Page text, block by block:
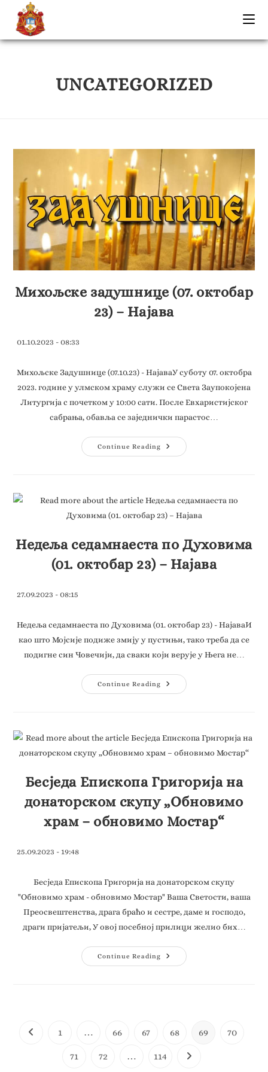
UNCATEGORIZED
Михољске задушнице (07. октобар
23) – Најава
01.10.2023 - 08:33
Михољске Задушнице (07.10.23) - НајаваУ суботу 07. октобра
2023. године у улмском храму служи се Света Заупокојена
Литургија с почетком у 10:00 сати. После Евхаристијског
сабрања, обавља се заједнички парастос…
Continue Reading
Недеља седамнаеста по Духовима
(01. октобар 23) – Најава
27.09.2023 - 08:15
Недеља седамнаеста по Духовима (01. октобар 23) - НајаваИ
као штo Мојсије подиже змију у пустињи, тако треба да се
подигне син Човечији, да сваки који верује у Њега не…
Continue Reading
Бесједа Епископа Григорија на
донаторском скупу „Обновимо
храм – обновимо Мостар“
25.09.2023 - 19:48
Бесједа Епископа Григорија на донаторском скупу
"Обновимо храм - обновимо Мостар" Ваша Светости, ваша
Преосвештенства, драга браћо и сестре, даме и господо,
драги пријатељи, У овој посебној прилици желио бих…
Continue Reading
1 … 66 67 68 69 70
71 72 … 114